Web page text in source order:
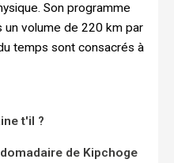
Son programme
un volume de 220 km par
temps sont consacrés à
t'il ?
de Kipchoge